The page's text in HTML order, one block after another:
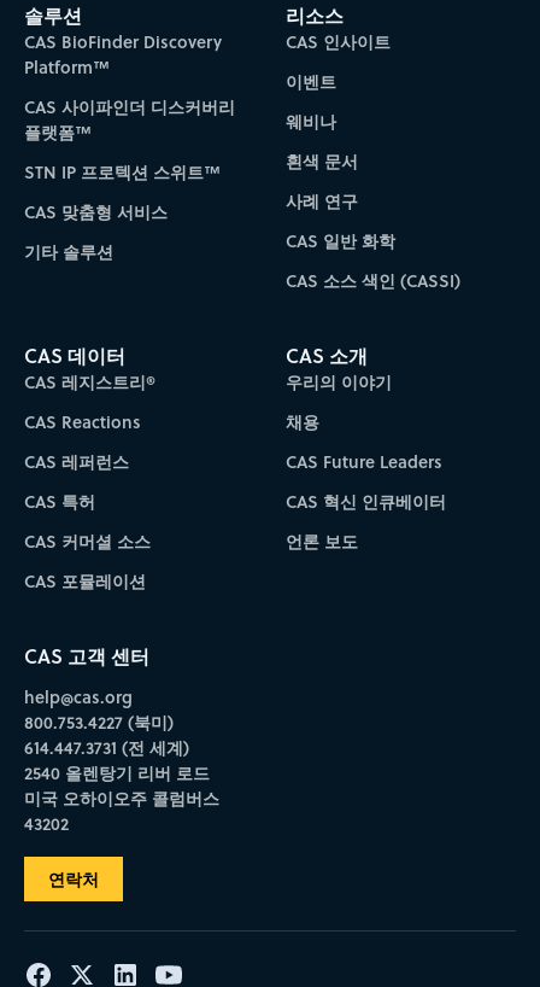
솔루션
CAS BioFinder Discovery
Platform™
CAS 사이파인더 디스커버리
플랫폼™
STN IP 프로텍션 스위트™
CAS 맞춤형 서비스
기타 솔루션
리소스
CAS 인사이트
이벤트
웨비나
흰색 문서
사례 연구
CAS 일반 화학
CAS 소스 색인 (CASSI)
CAS 데이터
CAS 레지스트리®
CAS Reactions
CAS 레퍼런스
CAS 특허
CAS 커머셜 소스
CAS 포뮬레이션
CAS 소개
우리의 이야기
채용
CAS Future Leaders
CAS 혁신 인큐베이터
언론 보도
CAS 고객 센터
help@cas.org
800.753.4227 (북미)
614.447.3731 (전 세계)
2540 올렌탕기 리버 로드
미국 오하이오주 콜럼버스
43202
연락처